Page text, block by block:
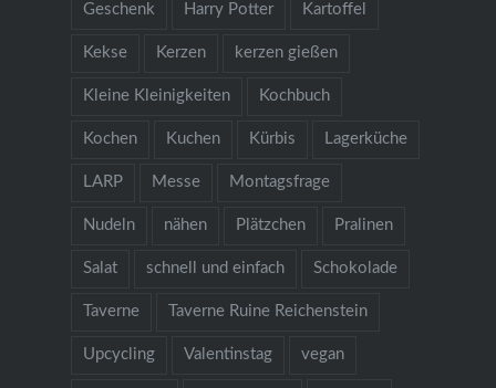
Geschenk Harry Potter Kartoffel
Kekse Kerzen kerzen gießen
Kleine Kleinigkeiten Kochbuch
Kochen Kuchen Kürbis Lagerküche
LARP Messe Montagsfrage
Nudeln nähen Plätzchen Pralinen
Salat schnell und einfach Schokolade
Taverne Taverne Ruine Reichenstein
Upcycling Valentinstag vegan